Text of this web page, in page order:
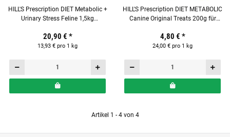
HILL'S Prescription DIET Metabolic +
Urinary Stress Feline 1,5kg
20,90 € *
13,93 € pro 1 kg
HILL'S Prescription DIET METABOLIC
Canine Original Treats 200g für
4,80 € *
24,00 € pro 1 kg
Artikel 1 - 4 von 4